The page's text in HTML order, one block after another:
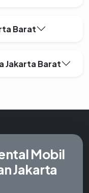
Barat
Jakarta Barat
Mobil
Jakarta